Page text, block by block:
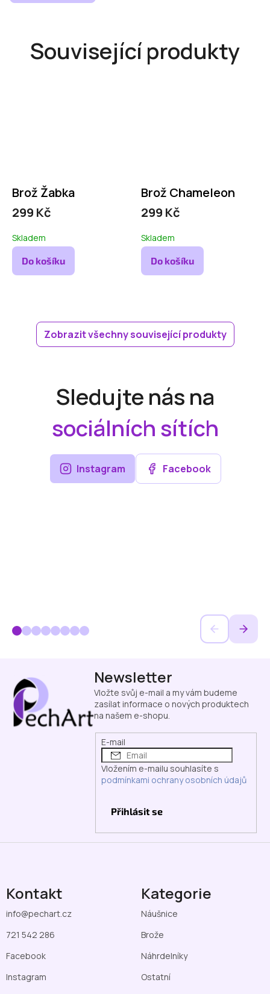
Související produkty
Brož Žabka
299 Kč
Skladem
Do košíku
Brož Chameleon
299 Kč
Skladem
Do košíku
Zobrazit všechny související produkty
Sledujte nás na
sociálních sítích
Instagram Facebook
Newsletter
Vložte svůj e-mail a my vám budeme
zasílat informace o nových produktech
na našem e-shopu.
E-mail
Vložením e-mailu souhlasíte s
podmínkami ochrany osobních údajů
Přihlásit se
Kontakt
info@pechart.cz
721 542 286
Facebook
Instagram
Kategorie
Náušnice
Brože
Náhrdelníky
Ostatní